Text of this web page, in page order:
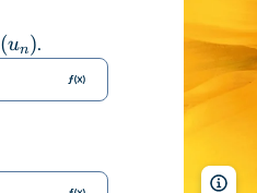
(un).